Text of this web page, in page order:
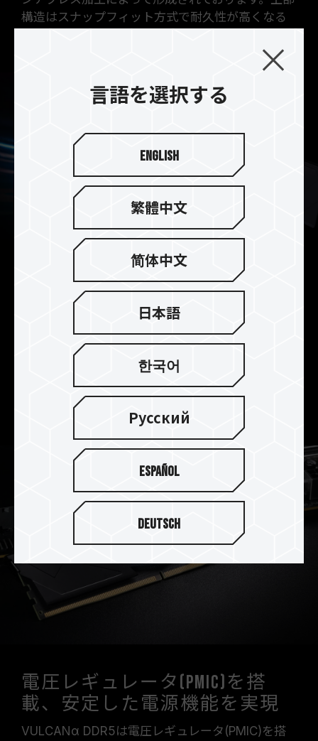
構造はスナップフィット方式で耐久性が高くなる
優れた放熱技術
優れた熱伝導率を備えた放熱用シリコンを使用
し、電圧レギュレータ(PMIC)の放熱も強化されて
いるため、上部から下部への熱伝導で、冷却効率
が高まり、メモリーの安定動作温度を維持できる
ようにします。
電圧レギュレータ(PMIC)を搭
載、安定した電源機能を実現
VULCANα DDR5は電圧レギュレータ(PMIC)を搭
言語を選択する
English
繁體中文
简体中文
日本語
한국어
Русский
Español
Deutsch